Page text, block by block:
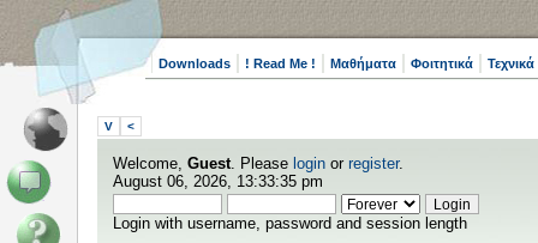
Downloads ! Read Me ! Μαθήματα Φοιτητικά
V <
Welcome, Guest. Please login or register.
August 06, 2026, 13:33:35 pm
Login with username, password and session length